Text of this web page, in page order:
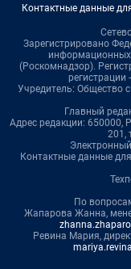
Контактные данные
Зарегистрировано
информационных
(Роскомнадзор).
Учредитель: Общество
Главный
Адрес редакции: 650000,
201,
Контактные данные
По
Жапарова Жанна,
Ревина Мария,